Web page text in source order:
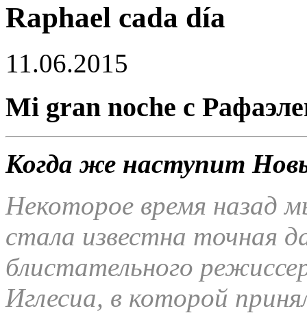
Raphael cada día
11.06.2015
Mi gran noche с
Когда же наступит
Некоторое время назад
стала известна точная
блистательного
Иглесиа, в которой